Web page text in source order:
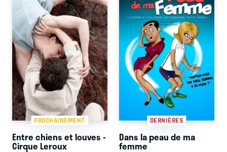
PROCHAINEMENT
Entre chiens et louves -
Cirque Leroux
DERNIÈRES
Dans la peau de ma
femme